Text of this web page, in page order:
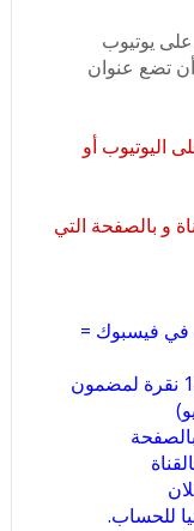
يوتيوب
تضع عنوان
اليوتيوب أو
و بالصفحة التي
في فيسبوك =
= 120 نقرة لمضمون
للحساب.